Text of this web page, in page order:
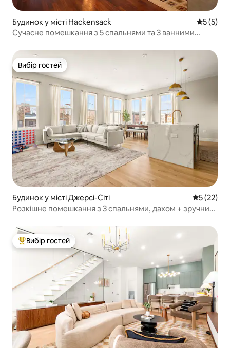
Будинок у місті Hackensack Середня
5 (5)
Сучасне помешкання з 5 спальнями та 3 ванними
Йорка
Вибір гостей
Вибір гостей
Будинок у місті Джерсі-Сіті Середня
5 (22)
Розкішне помешкання з 3 спальнями, дахом + зручний
Топ вибір гостей
Вибір гостей